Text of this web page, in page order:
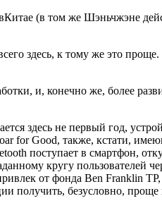
(в том же Шэньчжэне
здесь, к тому же это
и, конечно же, более
здесь не первый год,
for Good, также, кстати,
поступает в смартфон,
кругу пользователей
от фонда Ben Franklin
получить, безусловно,